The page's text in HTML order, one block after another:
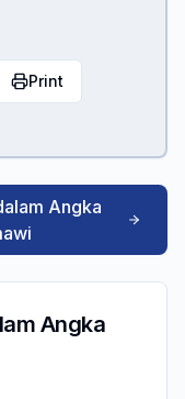
Print
Angka
Angka